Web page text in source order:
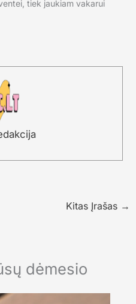
tiek jaukiam vakarui
Kitas Įrašas →
dėmesio